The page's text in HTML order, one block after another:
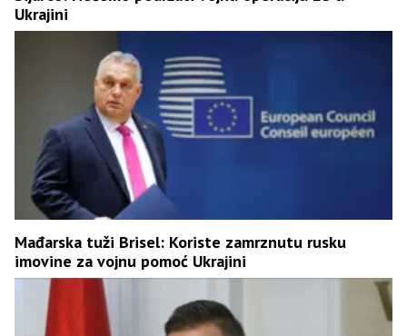
Ukrajini
Mađarska tuži Brisel: Koriste zamrznutu rusku
imovine za vojnu pomoć Ukrajini